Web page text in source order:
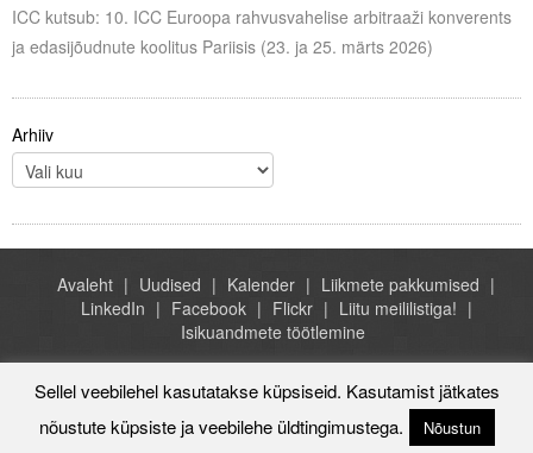
ICC kutsub: 10. ICC Euroopa rahvusvahelise arbitraaži konverents
ja edasijõudnute koolitus Pariisis (23. ja 25. märts 2026)
Arhiiv
Avaleht Uudised Kalender
Liikmete pakkumised
LinkedIn
Facebook Flickr
Liitu meililistiga!
Isikuandmete töötlemine
Rahvusvaheline Kaubanduskoda - ICC Eesti, A.H. Tammsaare tee
Sellel veebilehel kasutatakse küpsiseid. Kasutamist jätkates
nõustute küpsiste ja veebilehe üldtingimustega.
Nõustun